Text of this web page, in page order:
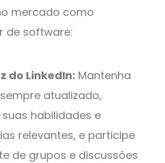
mercado como
de software:
do LinkedIn: Mantenha
atualizado,
habilidades e
relevantes, e participe
de grupos e discussões